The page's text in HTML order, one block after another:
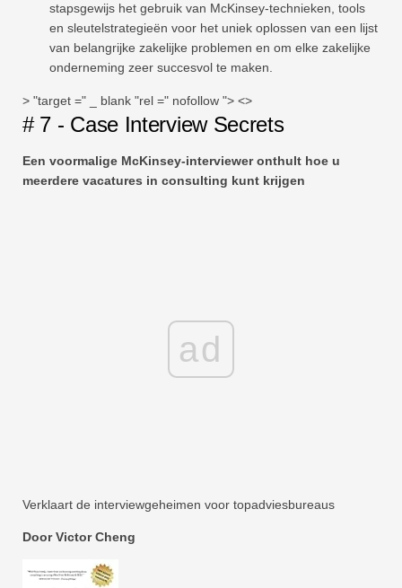
stapsgewijs het gebruik van McKinsey-technieken, tools
en sleutelstrategieën voor het uniek oplossen van een lijst
van belangrijke zakelijke problemen en om elke zakelijke
onderneming zeer succesvol te maken.
> "target =" _ blank "rel =" nofollow "> <>
# 7 - Case Interview Secrets
Een voormalige McKinsey-interviewer onthult hoe u
meerdere vacatures in consulting kunt krijgen
ad
Verklaart de interviewgeheimen voor topadviesbureaus
Door Victor Cheng